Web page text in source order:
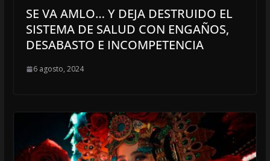
SE VA AMLO… Y DEJA DESTRUIDO EL
SISTEMA DE SALUD CON ENGAÑOS,
DESABASTO E INCOMPETENCIA
6 agosto, 2024